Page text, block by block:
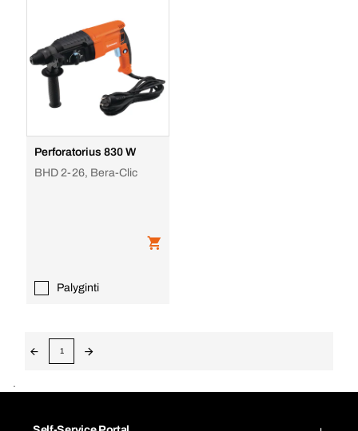
Perforatorius 830 W
BHD 2-26, Bera-Clic
Palyginti
1
.